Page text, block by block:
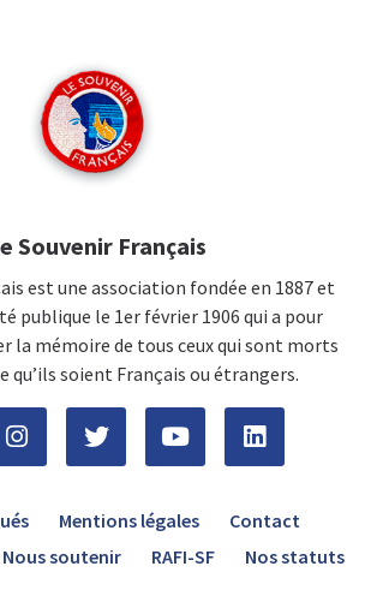
Souvenir Français
est une association fondée en 1887 et
publique le 1er février 1906 qui a pour
la mémoire de tous ceux qui sont morts
qu’ils soient Français ou étrangers.
Mentions légales
Contact
Nous soutenir RAFI-SF Nos statuts